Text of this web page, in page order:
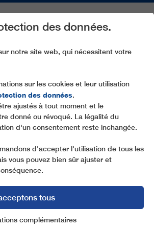
SERVICE NOTRE SOCIÉTÉ
des données.
notre site web, qui nécessitent votre
sur les cookies et leur utilisation
des données.
ajustés à tout moment et le
donné ou révoqué. La légalité du
d'un consentement reste inchangée.
d'accepter l'utilisation de tous les
vous pouvez bien sûr ajuster et
tous
Marketing
complémentaires